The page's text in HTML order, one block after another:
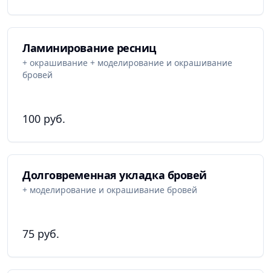
Ламинирование ресниц
+ окрашивание + моделирование и окрашивание
бровей
100 руб.
Долговременная укладка бровей
+ моделирование и окрашивание бровей
75 руб.